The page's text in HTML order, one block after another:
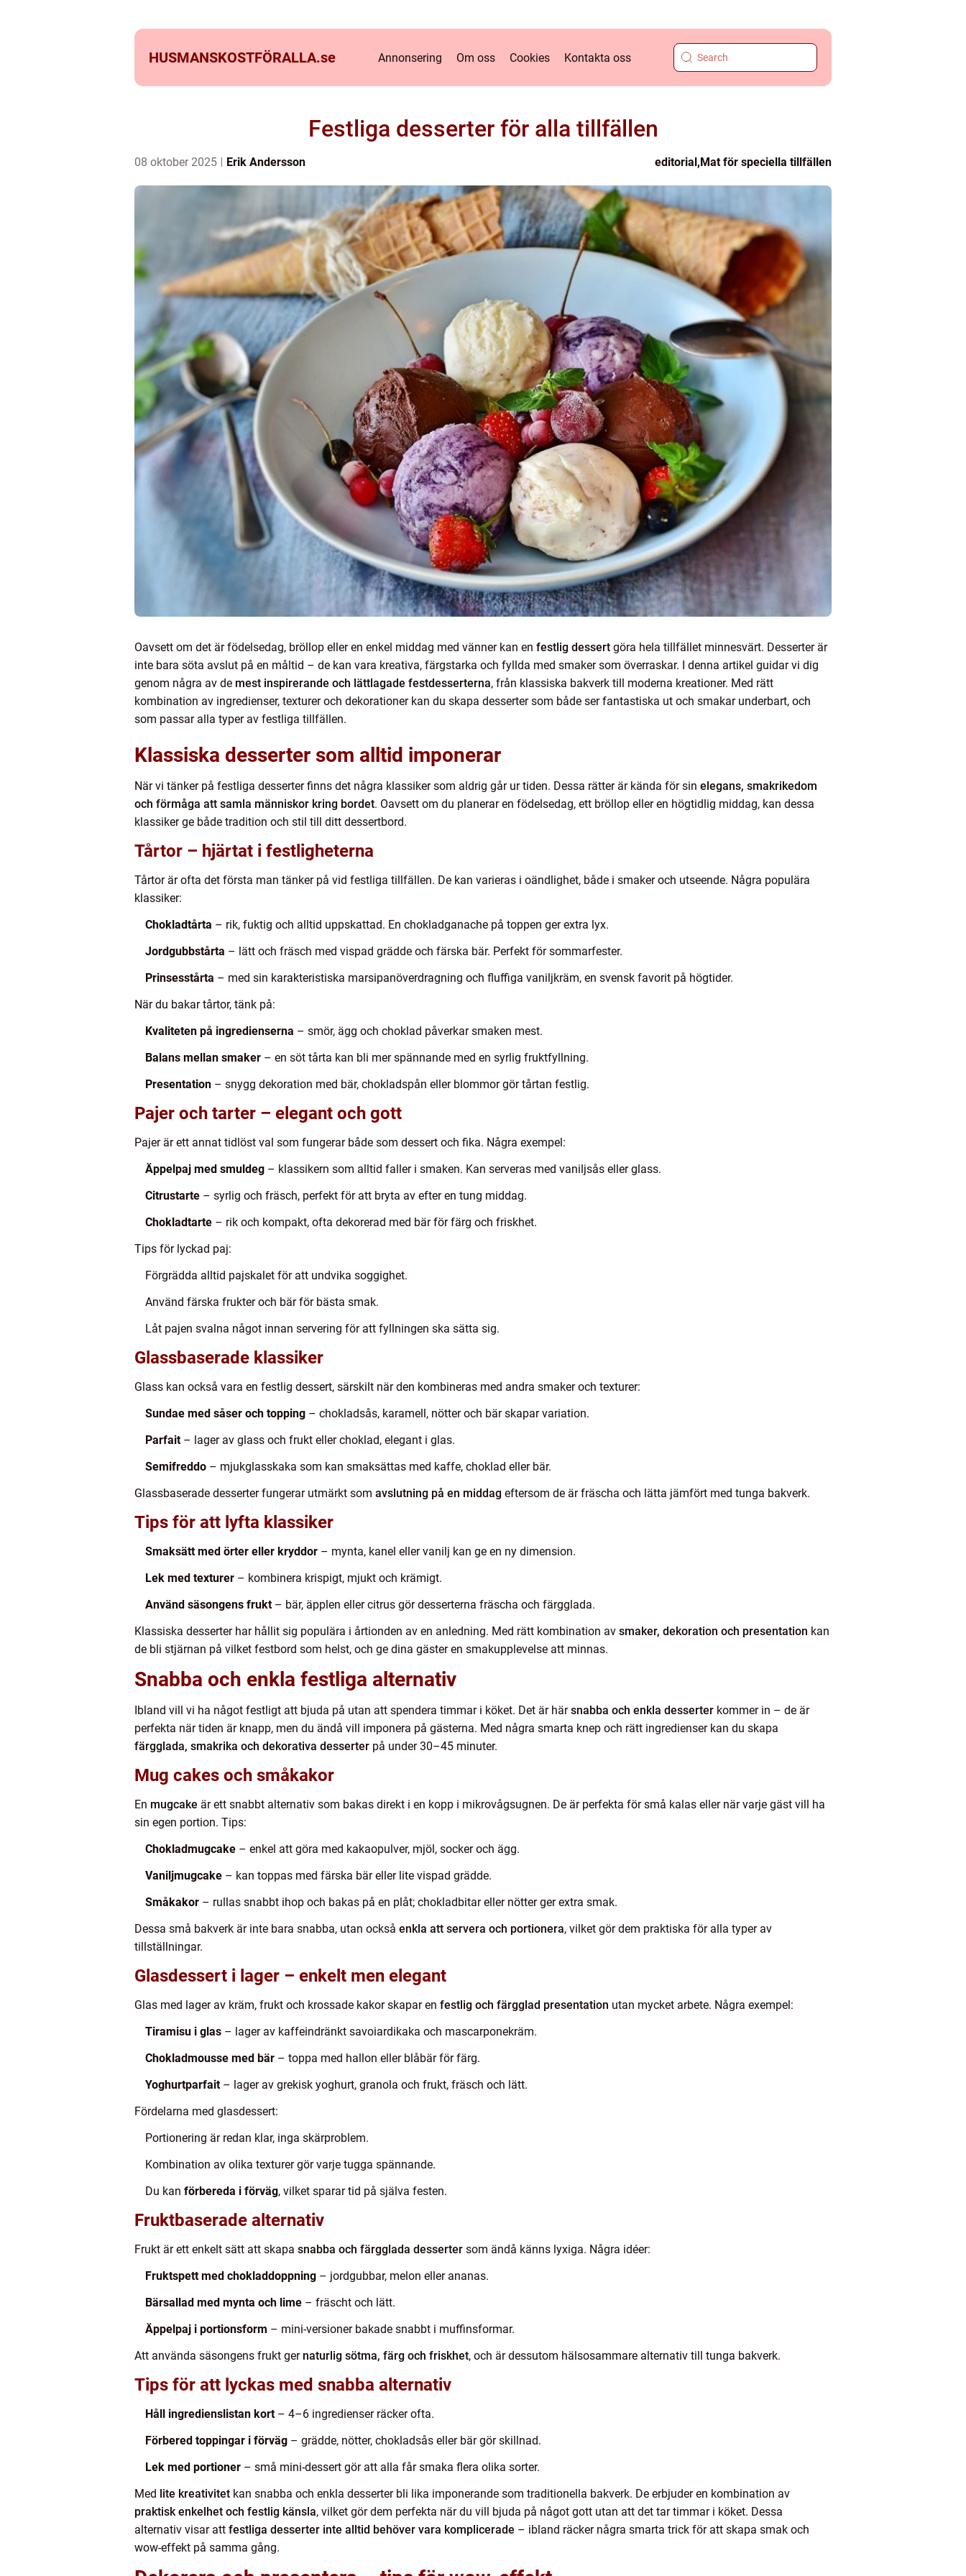
HUSMANSKOSTFÖRALLA.se Annonsering Om oss Cookies Kontakta oss
Festliga desserter för alla tillfällen
08 oktober 2025 Erik Andersson editorial,Mat för speciella tillfällen
Oavsett om det är födelsedag, bröllop eller en enkel middag med vänner kan en festlig dessert göra hela tillfället minnesvärt. Desserter är
inte bara söta avslut på en måltid – de kan vara kreativa, färgstarka och fyllda med smaker som överraskar. I denna artikel guidar vi dig
genom några av de mest inspirerande och lättlagade festdesserterna, från klassiska bakverk till moderna kreationer. Med rätt
kombination av ingredienser, texturer och dekorationer kan du skapa desserter som både ser fantastiska ut och smakar underbart, och
som passar alla typer av festliga tillfällen.
Klassiska desserter som alltid imponerar
När vi tänker på festliga desserter finns det några klassiker som aldrig går ur tiden. Dessa rätter är kända för sin elegans, smakrikedom
och förmåga att samla människor kring bordet. Oavsett om du planerar en födelsedag, ett bröllop eller en högtidlig middag, kan dessa
klassiker ge både tradition och stil till ditt dessertbord.
Tårtor – hjärtat i festligheterna
Tårtor är ofta det första man tänker på vid festliga tillfällen. De kan varieras i oändlighet, både i smaker och utseende. Några populära
klassiker:
Chokladtårta – rik, fuktig och alltid uppskattad. En chokladganache på toppen ger extra lyx.
Jordgubbstårta – lätt och fräsch med vispad grädde och färska bär. Perfekt för sommarfester.
Prinsesstårta – med sin karakteristiska marsipanöverdragning och fluffiga vaniljkräm, en svensk favorit på högtider.
När du bakar tårtor, tänk på:
Kvaliteten på ingredienserna – smör, ägg och choklad påverkar smaken mest.
Balans mellan smaker – en söt tårta kan bli mer spännande med en syrlig fruktfyllning.
Presentation – snygg dekoration med bär, chokladspån eller blommor gör tårtan festlig.
Pajer och tarter – elegant och gott
Pajer är ett annat tidlöst val som fungerar både som dessert och fika. Några exempel:
Äppelpaj med smuldeg – klassikern som alltid faller i smaken. Kan serveras med vaniljsås eller glass.
Citrustarte – syrlig och fräsch, perfekt för att bryta av efter en tung middag.
Chokladtarte – rik och kompakt, ofta dekorerad med bär för färg och friskhet.
Tips för lyckad paj:
Förgrädda alltid pajskalet för att undvika soggighet.
Använd färska frukter och bär för bästa smak.
Låt pajen svalna något innan servering för att fyllningen ska sätta sig.
Glassbaserade klassiker
Glass kan också vara en festlig dessert, särskilt när den kombineras med andra smaker och texturer:
Sundae med såser och topping – chokladsås, karamell, nötter och bär skapar variation.
Parfait– lager av glass och frukt eller choklad, elegant i glas.
Semifreddo – mjukglasskaka som kan smaksättas med kaffe, choklad eller bär.
Glassbaserade desserter fungerar utmärkt som avslutning på en middag eftersom de är fräscha och lätta jämfört med tunga bakverk.
Tips för att lyfta klassiker
Smaksätt med örter eller kryddor – mynta, kanel eller vanilj kan ge en ny dimension.
Lek med texturer – kombinera krispigt, mjukt och krämigt.
Använd säsongens frukt– bär, äpplen eller citrus gör desserterna fräscha och färgglada.
Klassiska desserter har hållit sig populära i årtionden av en anledning. Med rätt kombination av smaker, dekoration och presentation kan
de bli stjärnan på vilket festbord som helst, och ge dina gäster en smakupplevelse att minnas.
Snabba och enkla festliga alternativ
Ibland vill vi ha något festligt att bjuda på utan att spendera timmar i köket. Det är härsnabba och enkla desserter kommer in – de är
perfekta när tiden är knapp, men du ändå vill imponera på gästerna. Med några smarta knep och rätt ingredienser kan du skapa
färgglada, smakrika och dekorativa desserter på under 30–45 minuter.
Mug cakes och småkakor
En mugcake är ett snabbt alternativ som bakas direkt i en kopp i mikrovågsugnen. De är perfekta för små kalas eller när varje gäst vill ha
sin egen portion. Tips:
Chokladmugcake – enkel att göra med kakaopulver, mjöl, socker och ägg.
Vaniljmugcake – kan toppas med färska bär eller lite vispad grädde.
Småkakor – rullas snabbt ihop och bakas på en plåt; chokladbitar eller nötter ger extra smak.
Dessa små bakverk är inte bara snabba, utan också enkla att servera och portionera, vilket gör dem praktiska för alla typer av
tillställningar.
Glasdessert i lager – enkelt men elegant
Glas med lager av kräm, frukt och krossade kakor skapar en festlig och färgglad presentation utan mycket arbete. Några exempel:
Tiramisu i glas – lager av kaffeindränkt savoiardikaka och mascarponekräm.
Chokladmousse med bär – toppa med hallon eller blåbär för färg.
Yoghurtparfait– lager av grekisk yoghurt, granola och frukt, fräsch och lätt.
Fördelarna med glasdessert:
Portionering är redan klar, inga skärproblem.
Kombination av olika texturer gör varje tugga spännande.
Du kan förbereda i förväg, vilket sparar tid på själva festen.
Fruktbaserade alternativ
Frukt är ett enkelt sätt att skapa snabba och färgglada desserter som ändå känns lyxiga. Några idéer:
Fruktspett med chokladdoppning – jordgubbar, melon eller ananas.
Bärsallad med mynta och lime – fräscht och lätt.
Äppelpaj i portionsform – mini-versioner bakade snabbt i muffinsformar.
Att använda säsongens frukt ger naturlig sötma, färg och friskhet, och är dessutom hälsosammare alternativ till tunga bakverk.
Tips för att lyckas med snabba alternativ
Håll ingredienslistan kort– 4–6 ingredienser räcker ofta.
Förbered toppingar i förväg – grädde, nötter, chokladsås eller bär gör skillnad.
Lek med portioner – små mini-dessert gör att alla får smaka flera olika sorter.
Med lite kreativitet kan snabba och enkla desserter bli lika imponerande som traditionella bakverk. De erbjuder en kombination av
praktisk enkelhet och festlig känsla, vilket gör dem perfekta när du vill bjuda på något gott utan att det tar timmar i köket. Dessa
alternativ visar att festliga desserter inte alltid behöver vara komplicerade – ibland räcker några smarta trick för att skapa smak och
wow-effekt på samma gång.